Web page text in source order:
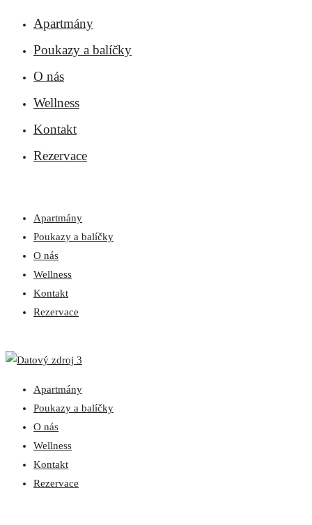
Apartmány
Poukazy a balíčky
O nás
Wellness
Kontakt
Rezervace
Apartmány
Poukazy a balíčky
O nás
Wellness
Kontakt
Rezervace
Apartmány
Poukazy a balíčky
O nás
Wellness
Kontakt
Rezervace